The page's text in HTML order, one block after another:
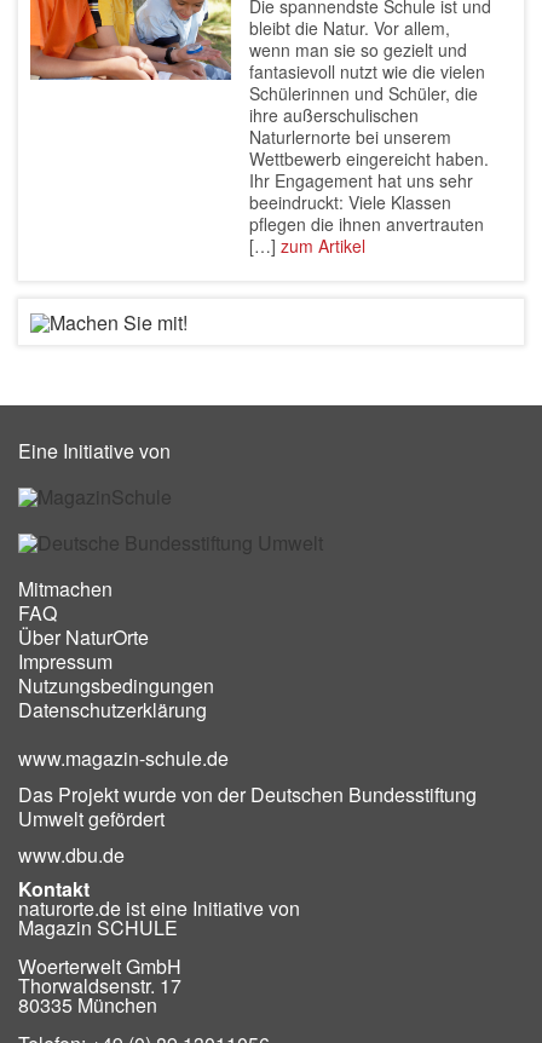
Die spannendste Schule ist und
bleibt die Natur. Vor allem,
wenn man sie so gezielt und
fantasievoll nutzt wie die vielen
Schülerinnen und Schüler, die
ihre außerschulischen
Naturlernorte bei unserem
Wettbewerb eingereicht haben.
Ihr Engagement hat uns sehr
beeindruckt: Viele Klassen
pflegen die ihnen anvertrauten
[…] zum Artikel
Eine Initiative von
Mitmachen
FAQ
Über NaturOrte
Impressum
Nutzungsbedingungen
Datenschutzerklärung
www.magazin-schule.de
Das Projekt wurde von der Deutschen Bundesstiftung
Umwelt gefördert
www.dbu.de
Kontakt
naturorte.de ist eine Initiative von
Magazin SCHULE
Woerterwelt GmbH
Thorwaldsenstr. 17
80335 München